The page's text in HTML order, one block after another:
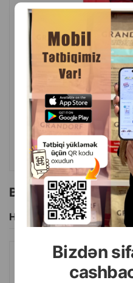
Bizdən
( Rəylər)
1 ədəd
Bu brendin başqa
Hamısını Gör
AMIPLAY PIŞIK EVI.